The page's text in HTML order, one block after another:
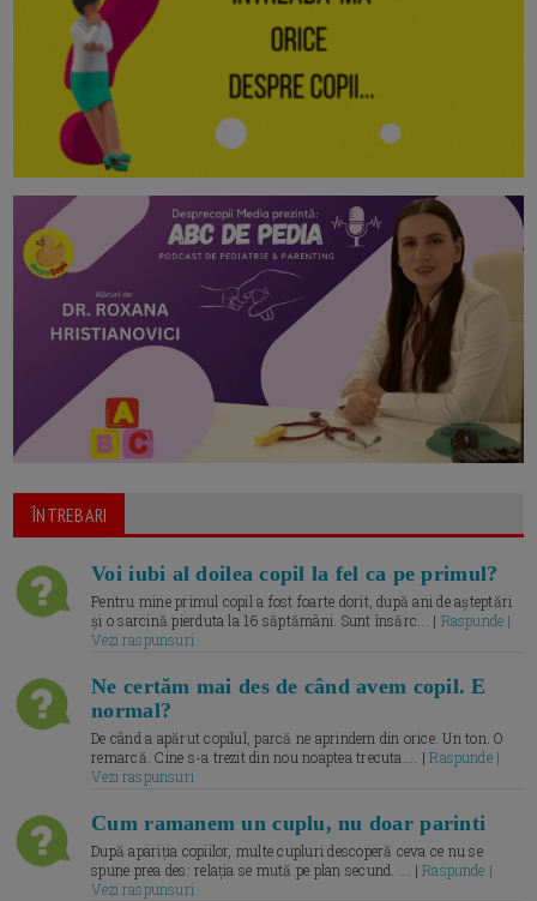
ÎNTREBARI
Voi iubi al doilea copil la fel ca pe primul?
Pentru mine primul copil a fost foarte dorit, după ani de așteptări
și o sarcină pierduta la 16 săptămâni. Sunt însărc... | Raspunde |
Vezi raspunsuri
Ne certăm mai des de când avem copil. E
normal?
De când a apărut copilul, parcă ne aprindem din orice. Un ton. O
remarcă. Cine s-a trezit din nou noaptea trecuta.... |Raspunde |
Vezi raspunsuri
Cum ramanem un cuplu, nu doar parinti
După apariția copiilor, multe cupluri descoperă ceva ce nu se
spune prea des: relația se mută pe plan secund. ... |Raspunde |
Vezi raspunsuri